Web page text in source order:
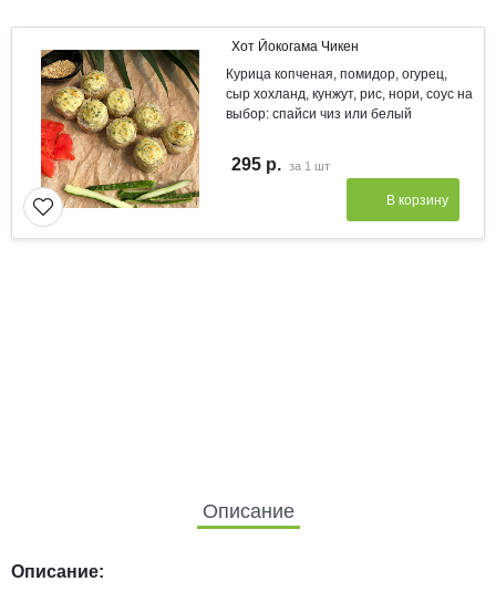
Хот Йокогама Чикен
Курица копченая, помидор, огурец,
сыр хохланд, кунжут, рис, нори, соус на
выбор: спайси чиз или белый
295 р. за 1 шт
В корзину
Описание
Описание: